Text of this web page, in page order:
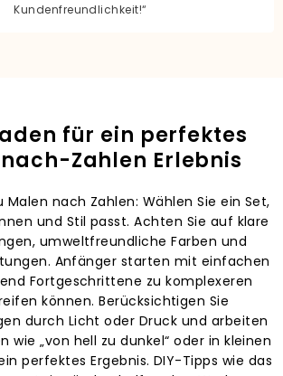
Kundenfreundlichkeit!“
für ein perfektes
Zahlen Erlebnis
Malen nach Zahlen: Wählen Sie ein Set,
und Stil passt. Achten Sie auf klare
umweltfreundliche Farben und
Anfänger starten mit einfachen
Fortgeschrittene zu komplexeren
können. Berücksichtigen Sie
durch Licht oder Druck und arbeiten
wie „von hell zu dunkel“ oder in kleinen
perfektes Ergebnis. DIY-Tipps wie das